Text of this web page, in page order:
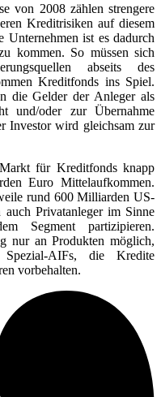
von 2008 zählen strengere
Kreditrisiken auf diesem
Unternehmen ist es dadurch
kommen. So müssen sich
abseits des
Kreditfonds ins Spiel.
die Gelder der Anleger als
und/oder zur Übernahme
Investor wird gleichsam zur
für Kreditfonds knapp
Euro Mittelaufkommen.
rund 600 Milliarden US-
Privatanleger im Sinne
Segment partizipieren.
nur an Produkten möglich,
Spezial-AIFs, die Kredite
vorbehalten.